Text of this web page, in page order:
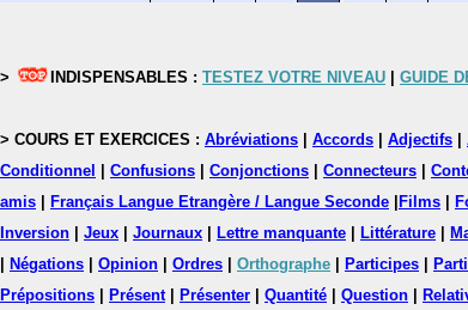
> INDISPENSABLES : TESTEZ VOTRE NIVEAU GUIDE
> COURS ET EXERCICES : Abréviations Accords Adjectifs
Conditionnel
Confusions Conjonctions Connecteurs
amis
Français Langue Etrangère / Langue Seconde Films
Inversion
Jeux Journaux Lettre manquante Littérature
Négations Opinion Ordres Orthographe Participes
Prépositions
Présent| Présenter Quantité Question